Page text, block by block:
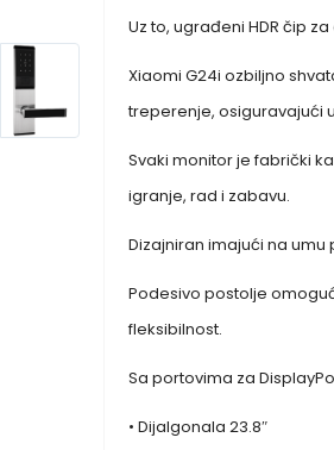
Uz to, ugrađeni HDR čip
Xiaomi G24i ozbiljno
treperenje, osiguravajući
Svaki monitor je fabrički
igranje, rad i zabavu.
Dizajniran imajući na
Podesivo postolje
fleksibilnost.
Sa portovima za
• Dijalgonala 23.8″